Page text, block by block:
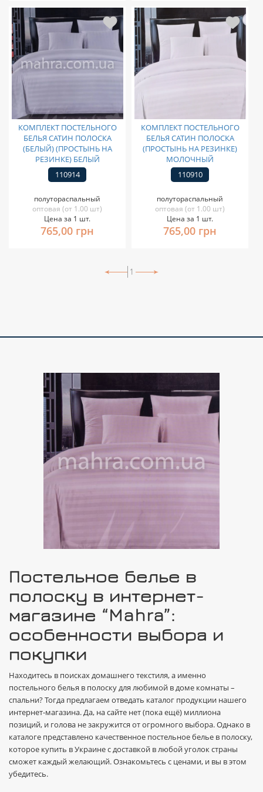
КОМПЛЕКТ ПОСТЕЛЬНОГО
БЕЛЬЯ САТИН ПОЛОСКА
(БЕЛЫЙ) (ПРОСТЫНЬ НА
РЕЗИНКЕ) БЕЛЫЙ
110914
полутораспальный
оптовая (от 1.00 шт)
Цена за 1 шт.
765,00 грн
КОМПЛЕКТ ПОСТЕЛЬНОГО
БЕЛЬЯ САТИН ПОЛОСКА
(ПРОСТЫНЬ НА РЕЗИНКЕ)
МОЛОЧНЫЙ
110910
полутораспальный
оптовая (от 1.00 шт)
Цена за 1 шт.
765,00 грн
1
Постельное белье в
полоску в интернет-
магазине “Mahra”:
особенности выбора и
покупки
Находитесь в поисках домашнего текстиля, а именно
постельного белья в полоску для любимой в доме комнаты –
спальни? Тогда предлагаем отведать каталог продукции нашего
интернет-магазина. Да, на сайте нет (пока ещё) миллиона
позиций, и голова не закружится от огромного выбора. Однако в
каталоге представлено качественное постельное белье в полоску,
которое купить в Украине с доставкой в любой уголок страны
сможет каждый желающий. Ознакомьтесь с ценами, и вы в этом
убедитесь.